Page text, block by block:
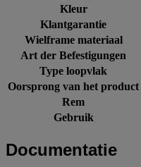
Kleur
Klantgarantie
Wielframe materiaal
Art der Befestigungen
Type loopvlak
Oorsprong van het product
Rem
Gebruik
Documentatie